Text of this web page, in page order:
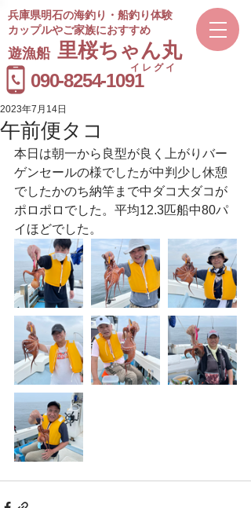
イレグイ
兵庫県明石の海釣り・船釣り体験
カップルやご家族におすすめ
090-8254-1091
遊漁船 ​里桜ちゃん丸
午前便タコ
2023年7月14日
本日は朝一から良型が良く上がりバー
ゲンセールの様でしたが中判少し休憩
でしたかのち納竿まで中ダコ大ダコが
ポロポロでした。平均12.3匹船中80パ
イほどでした。